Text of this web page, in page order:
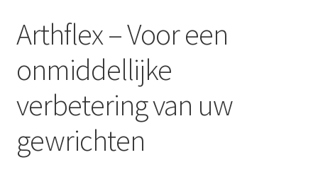
Arthflex – Voor een
onmiddellijke
verbetering van uw
gewrichten